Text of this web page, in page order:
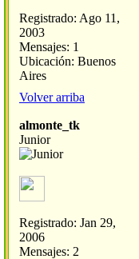
Registrado: Ago 11,
2003
Mensajes: 1
Ubicación: Buenos
Aires
Volver arriba
almonte_tk
Junior
Registrado: Jan 29,
2006
Mensajes: 2